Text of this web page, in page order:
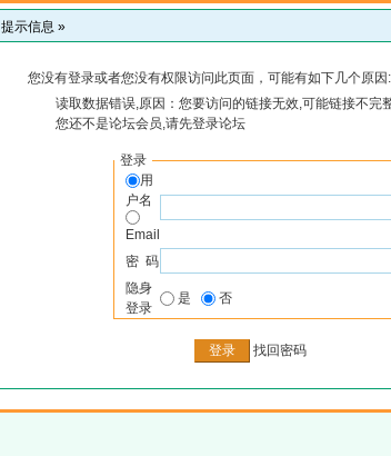
提示信息 »
您没有登录或者您没有权限访问此页面，可能有如下几个原因:
读取数据错误,原因：您要访问的链接无效,可能链接不完
您还不是论坛会员,请先登录论坛
登录
用
户名
Email
密 码
隐身
登录
是 否
找回密码